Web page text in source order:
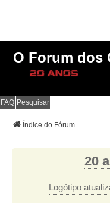
O Forum dos
FAQ Pesquisar
Índice do Fórum
20
Logótipo